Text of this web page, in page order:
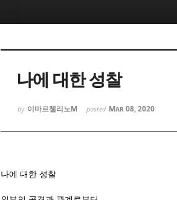
나에 대한 성찰
by 이마르첼리노M posted Mar 08, 2020
나에 대한 성찰
Sketchbook5, 스케치북5
Sketchbook5, 스케치북5